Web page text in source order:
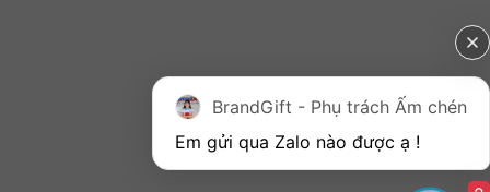
BrandGift - Phụ trách Ấm chén